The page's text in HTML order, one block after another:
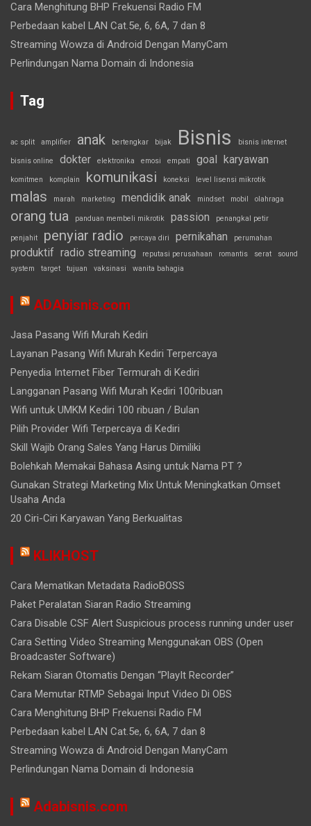
Cara Menghitung BHP Frekuensi Radio FM
Perbedaan kabel LAN Cat.5e, 6, 6A, 7 dan 8
Streaming Wowza di Android Dengan ManyCam
Perlindungan Nama Domain di Indonesia
Tag
ac split amplifier anak bertengkar bijak Bisnis bisnis internet
bisnis online dokter elektronika emosi empati goal karyawan
komitmen komplain komunikasi koneksi level lisensi mikrotik
malas marah marketing mendidik anak mindset mobil olahraga
orang tua panduan membeli mikrotik passion penangkal petir
penjahit penyiar radio percaya diri pernikahan perumahan
produktif radio streaming reputasi perusahaan romantis serat
sound
system
target tujuan vaksinasi wanita bahagia
ADAbisnis.com
Jasa Pasang Wifi Murah Kediri
Layanan Pasang Wifi Murah Kediri Terpercaya
Penyedia Internet Fiber Termurah di Kediri
Langganan Pasang Wifi Murah Kediri 100ribuan
Wifi untuk UMKM Kediri 100 ribuan / Bulan
Pilih Provider Wifi Terpercaya di Kediri
Skill Wajib Orang Sales Yang Harus Dimiliki
Bolehkah Memakai Bahasa Asing untuk Nama PT ?
Gunakan Strategi Marketing Mix Untuk Meningkatkan Omset
Usaha Anda
20 Ciri-Ciri Karyawan Yang Berkualitas
KLIKHOST
Cara Mematikan Metadata RadioBOSS
Paket Peralatan Siaran Radio Streaming
Cara Disable CSF Alert Suspicious process running under user
Cara Setting Video Streaming Menggunakan OBS (Open
Broadcaster Software)
Rekam Siaran Otomatis Dengan “PlayIt Recorder”
Cara Memutar RTMP Sebagai Input Video Di OBS
Cara Menghitung BHP Frekuensi Radio FM
Perbedaan kabel LAN Cat.5e, 6, 6A, 7 dan 8
Streaming Wowza di Android Dengan ManyCam
Perlindungan Nama Domain di Indonesia
Adabisnis.com